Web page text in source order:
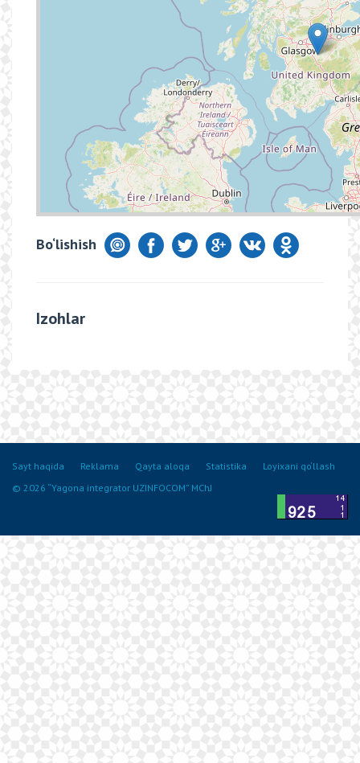
Bo‘lishish
Izohlar
Sayt haqida Reklama Qayta aloqa Statistika
Loyixani qo‘llash
© 2026 “Yagona integrator UZINFOCOM” MChJ